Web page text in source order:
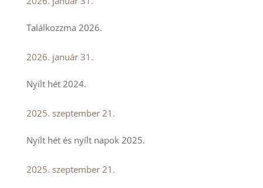
Találkozzma 2026.
2026. január 31.
Nyílt hét 2024.
2025. szeptember 21.
Nyílt hét és nyílt napok 2025.
2025. szeptember 21.